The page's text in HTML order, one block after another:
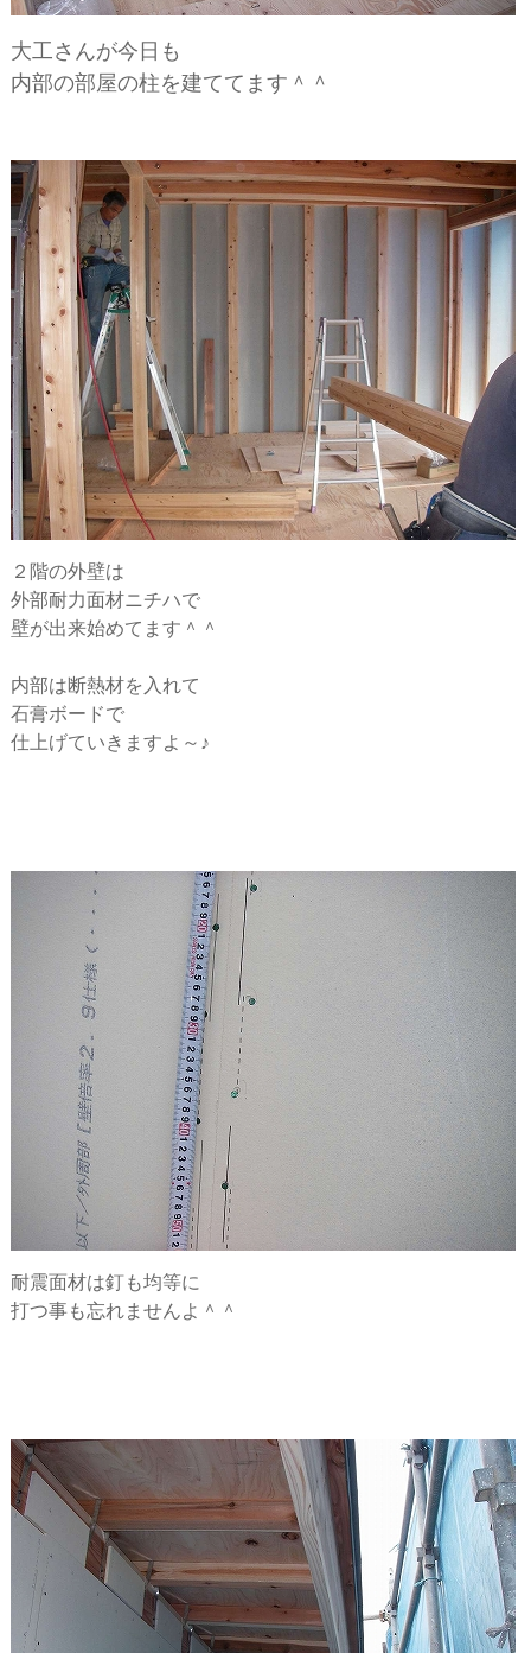
大工さんが今日も
内部の部屋の柱を建ててます＾＾
２階の外壁は
外部耐力面材ニチハで
壁が出来始めてます＾＾
内部は断熱材を入れて
石膏ボードで
仕上げていきますよ～♪
耐震面材は釘も均等に
打つ事も忘れませんよ＾＾